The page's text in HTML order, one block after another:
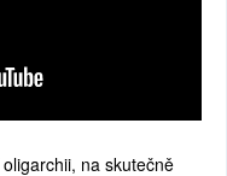
na skutečně